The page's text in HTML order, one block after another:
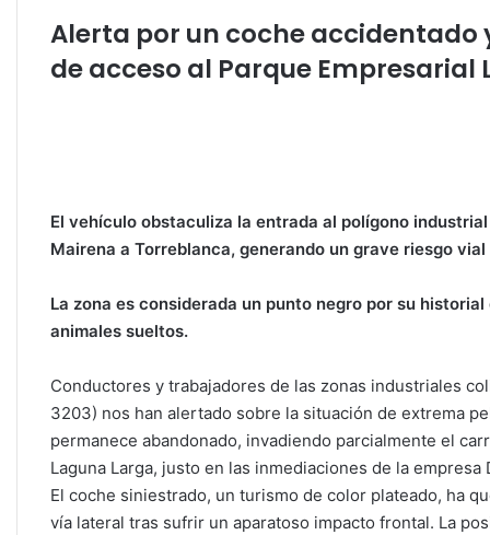
s
A
e
b
er e
dI
l
p
ar
Alerta por un coche
de acceso al Parque Empresarial
El vehículo obstaculiza la entrada al polígono
Mairena a Torreblanca, generando un grave riesgo
La zona es considerada un punto negro por su
animales sueltos.
Conductores y trabajadores de las zonas industriales
3203) nos han alertado sobre la situación de extrema
permanece abandonado, invadiendo parcialmente el
Laguna Larga, justo en las inmediaciones de la empresa
El coche siniestrado, un turismo de color plateado, ha
vía lateral tras sufrir un aparatoso impacto frontal. La